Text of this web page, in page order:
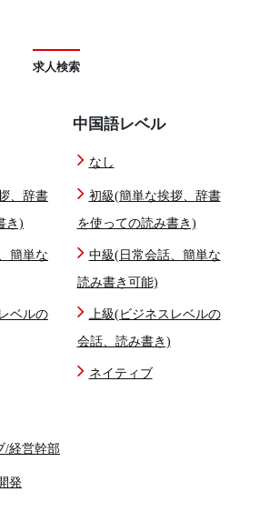
求人検索
、辞書
き)
簡単な
ベルの
中国語レベル
なし
初級(簡単な挨拶、辞書
を使っての読み書き)
中級(日常会話、簡単な
読み書き可能)
上級(ビジネスレベルの
会話、読み書き)
ネイティブ
/経営幹部
発